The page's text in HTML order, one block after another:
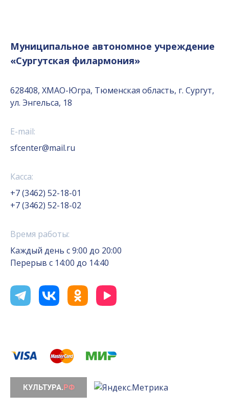
Муниципальное автономное учреждение
«Сургутская филармония»
628408, ХМАО-Югра, Тюменская область, г. Сургут,
ул. Энгельса, 18
E-mail:
sfcenter@mail.ru
Касса:
+7 (3462) 52-18-01
+7 (3462) 52-18-02
Время работы:
Каждый день с 9:00 до 20:00
Перерыв с 14:00 до 14:40